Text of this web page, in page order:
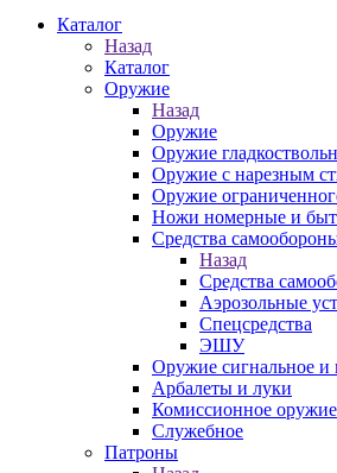
Каталог
Назад
Каталог
Оружие
Назад
Оружие
Оружие
Оружие с нарезным
Оружие
Ножи номерные и
Средства
Назад
Средства
Аэрозольные
Спецсредства
ЭШУ
Оружие сигнальное и
Арбалеты и луки
Комиссионное оружие
Служебное
Патроны